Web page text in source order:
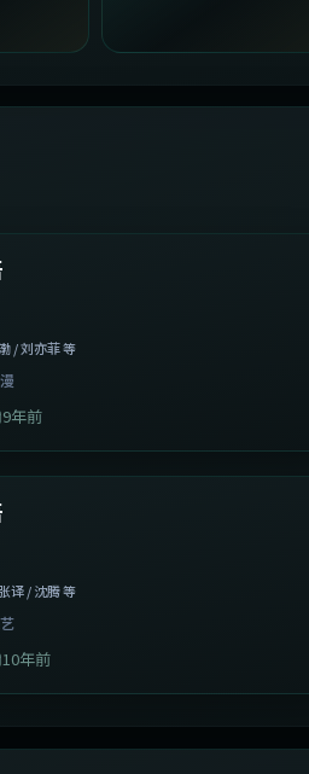
/ 刘亦菲 等
9年前
1:27:50
译 / 沈腾 等
10年前